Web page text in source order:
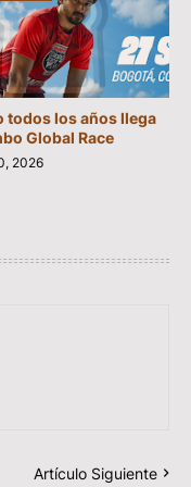
todos los años llega
Global Race
2026
Artículo Siguiente